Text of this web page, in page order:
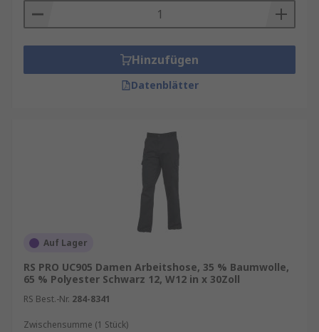
Hinzufügen
Datenblätter
Auf Lager
RS PRO UC905 Damen Arbeitshose, 35 % Baumwolle,
65 % Polyester Schwarz 12, W12 in x 30Zoll
RS Best.-Nr. 284-8341
Zwischensumme (1 Stück)